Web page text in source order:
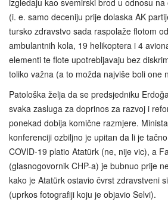
izgledaju kao svemirski brod u odnosu na
(i. e. samo deceniju prije dolaska AK
tursko zdravstvo sada raspolaže flotom
ambulantnih kola, 19 helikoptera i 4
elementi te flote upotrebljavaju bez
toliko važna (a to možda najviše boli one
Patološka želja da se predsjedniku
svaka zasluga za doprinos za razvoj i
ponekad dobija komične razmjere.
konferenciji ozbiljno je upitan da li je
COVID-19 platio Atatürk (ne, nije vic), a
(glasnogovornik CHP-a) je bubnuo prije
kako je Atatürk ostavio čvrst zdravstveni
(uprkos fotografiji koju je objavio Selvi).